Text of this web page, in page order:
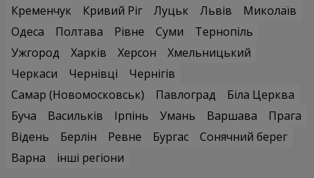
Кременчук
Кривий Ріг Луцьк Львів
Миколаїв
Одеса
Полтава Рівне Суми
Тернопіль
Ужгород
Харків Херсон
Хмельницький
Черкаси
Чернівці
Чернігів
Самар (Новомосковськ)
Павлоград
Біла Церква
Буча
Васильків Ірпінь Умань Варшава
Прага
Відень
Берлін Ревне Бургас
Сонячний берег
Варна
інші регіони